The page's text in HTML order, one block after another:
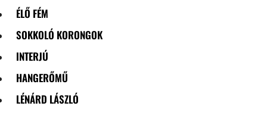
ÉLŐ FÉM
SOKKOLÓ KORONGOK
INTERJÚ
HANGERŐMŰ
LÉNÁRD LÁSZLÓ